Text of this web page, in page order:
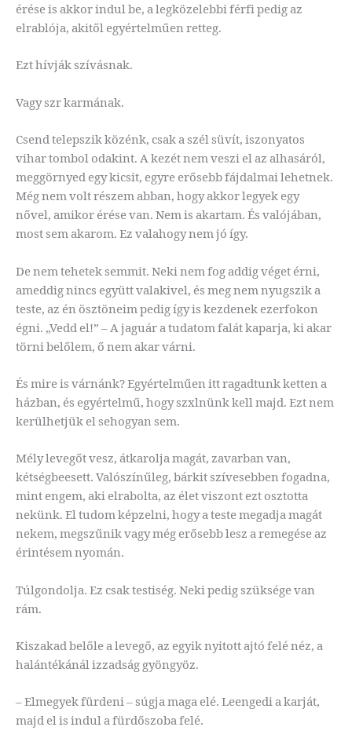
érése is akkor indul be, a legközelebbi férfi pedig az
elrablója, akitől egyértelműen retteg.
Ezt hívják szívásnak.
Vagy szr karmának.
Csend telepszik közénk, csak a szél süvít, iszonyatos
vihar tombol odakint. A kezét nem veszi el az alhasáról,
meggörnyed egy kicsit, egyre erősebb fájdalmai lehetnek.
Még nem volt részem abban, hogy akkor legyek egy
nővel, amikor érése van. Nem is akartam. És valójában,
most sem akarom. Ez valahogy nem jó így.
De nem tehetek semmit. Neki nem fog addig véget érni,
ameddig nincs együtt valakivel, és meg nem nyugszik a
teste, az én ösztöneim pedig így is kezdenek ezerfokon
égni. „Vedd el!” – A jaguár a tudatom falát kaparja, ki akar
törni belőlem, ő nem akar várni.
És mire is várnánk? Egyértelműen itt ragadtunk ketten a
házban, és egyértelmű, hogy szxlnünk kell majd. Ezt nem
kerülhetjük el sehogyan sem.
Mély levegőt vesz, átkarolja magát, zavarban van,
kétségbeesett. Valószínűleg, bárkit szívesebben fogadna,
mint engem, aki elrabolta, az élet viszont ezt osztotta
nekünk. El tudom képzelni, hogy a teste megadja magát
nekem, megszűnik vagy még erősebb lesz a remegése az
érintésem nyomán.
Túlgondolja. Ez csak testiség. Neki pedig szüksége van
rám.
Kiszakad belőle a levegő, az egyik nyitott ajtó felé néz, a
halántékánál izzadság gyöngyöz.
– Elmegyek fürdeni – súgja maga elé. Leengedi a karját,
majd el is indul a fürdőszoba felé.